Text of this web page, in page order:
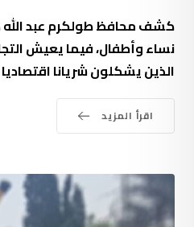
الذين يشكلون شريانا
اقرأ المزيد